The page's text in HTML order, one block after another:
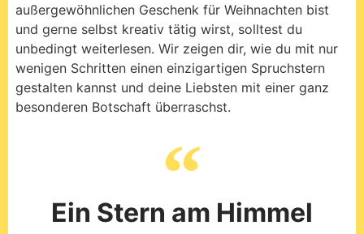
außergewöhnlichen Geschenk für Weihnachten bist
und gerne selbst kreativ tätig wirst, solltest du
unbedingt weiterlesen. Wir zeigen dir, wie du mit nur
wenigen Schritten einen einzigartigen Spruchstern
gestalten kannst und deine Liebsten mit einer ganz
besonderen Botschaft überraschst.
Ein Stern am Himmel